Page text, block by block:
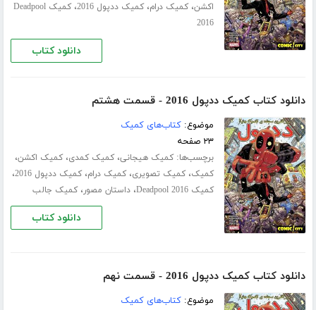
اکشن،کمیک درام،کمیک ددپول 2016 ،
کمیک Deadpool
2016
دانلود کتاب
دانلود کتاب کمیک ددپول 2016 - قسمت هشتم
موضوع:کتاب‌های کمیک
۲۳ صفحه
برچسب‌ها:کمیک هیجانی،کمیک کمدی،کمیک اکشن،
کمیک،کمیک تصویری،کمیک درام،کمیک ددپول 2016 ،
کمیک Deadpool 2016 ،داستان مصور،کمیک جالب
دانلود کتاب
دانلود کتاب کمیک ددپول 2016 - قسمت نهم
موضوع:کتاب‌های کمیک